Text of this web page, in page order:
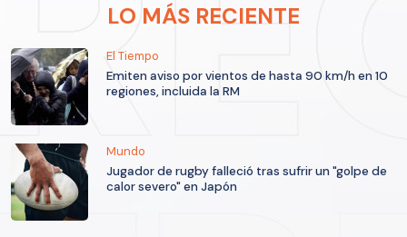
LO MÁS RECIENTE
El Tiempo
Emiten aviso por vientos de hasta 90 km/h en 10
regiones, incluida la RM
Mundo
Jugador de rugby falleció tras sufrir un "golpe de
calor severo" en Japón